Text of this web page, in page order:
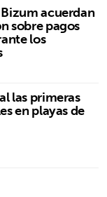
acuerdan
sobre pagos
los
las primeras
en playas de